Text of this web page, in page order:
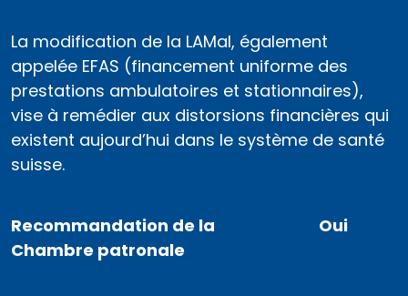
La modification de la LAMal, également
appelée EFAS (financement uniforme des
prestations ambulatoires et stationnaires),
vise à remédier aux distorsions financières qui
existent aujourd’hui dans le système de santé
suisse.
Recommandation de la
Chambre patronale
Oui